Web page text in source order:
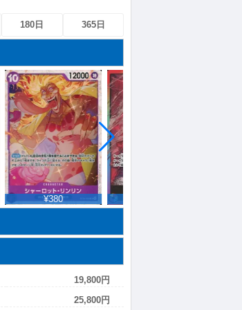
180日 365日
¥380
19,800円
25,800円